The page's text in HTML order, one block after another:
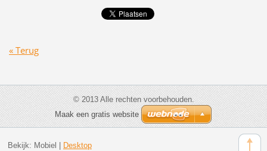
« Terug
© 2013 Alle rechten voorbehouden.
Maak een gratis website
Bekijk: Mobiel Desktop